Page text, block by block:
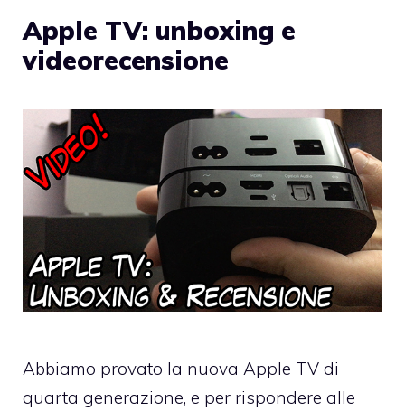
Apple TV: unboxing e
videorecensione
Abbiamo provato la nuova Apple TV di
quarta generazione, e per rispondere alle